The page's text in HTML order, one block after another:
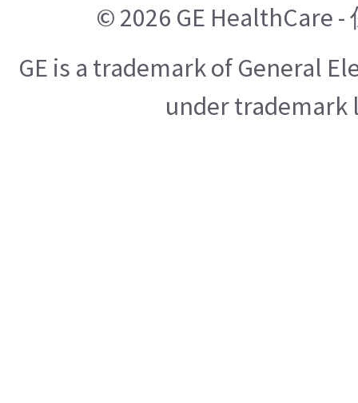
© 2026 GE HealthCare
GE is a trademark of General
under trademark